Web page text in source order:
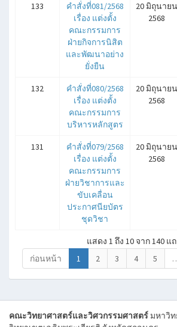
133
คำสั่งที่081/2568
เรื่อง แต่งตั้ง
คณะกรรมการ
ฝ่ายกิจการนิสิต
และพัฒนาอย่าง
ยั่งยืน
20 มิถุนายน
2568
132
คำสั่งที่080/2568
เรื่อง แต่งตั้ง
คณะกรรมการ
บริหารหลักสูตร
20 มิถุนายน
2568
131
คำสั่งที่079/2568
เรื่อง แต่งตั้ง
คณะกรรมการ
ฝ่ายวิชาการและ
ขับเคลื่อน
ประกาศนียบัตร
ชุดวิชา
20 มิถุนายน
2568
แสดง 1 ถึง 10 จาก 140 แ
ก่อนหน้า
1 2 3 4 5
คณะวิทยาศาสตร์และวิศวกรรมศาสตร์ มหาวิ